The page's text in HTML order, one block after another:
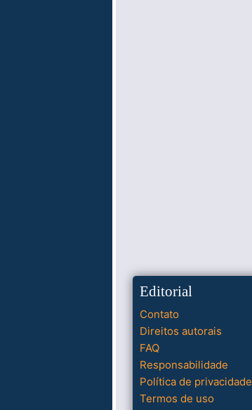
Editorial
Contato
Direitos autorais
FAQ
Responsabilidade
Política de privacidade
Termos de uso